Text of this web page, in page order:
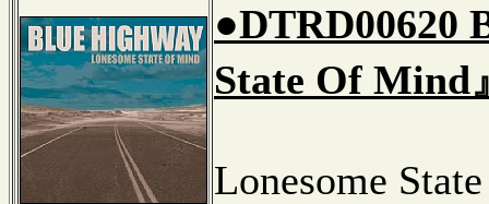
●DTRD00620
State Of Mind
Lonesome